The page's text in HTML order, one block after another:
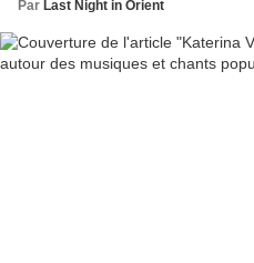
Par Last Night in Orient